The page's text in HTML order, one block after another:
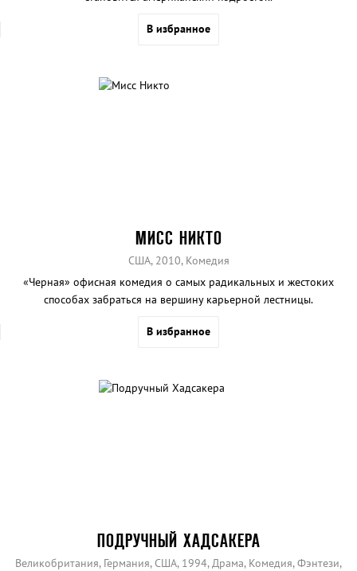
В избранное
МИСС НИКТО
США, 2010, Комедия
«Черная» офисная комедия о самых радикальных и жестоких
способах забраться на вершину карьерной лестницы.
В избранное
ПОДРУЧНЫЙ ХАДСАКЕРА
Великобритания, Германия, США, 1994, Драма, Комедия, Фэнтези,